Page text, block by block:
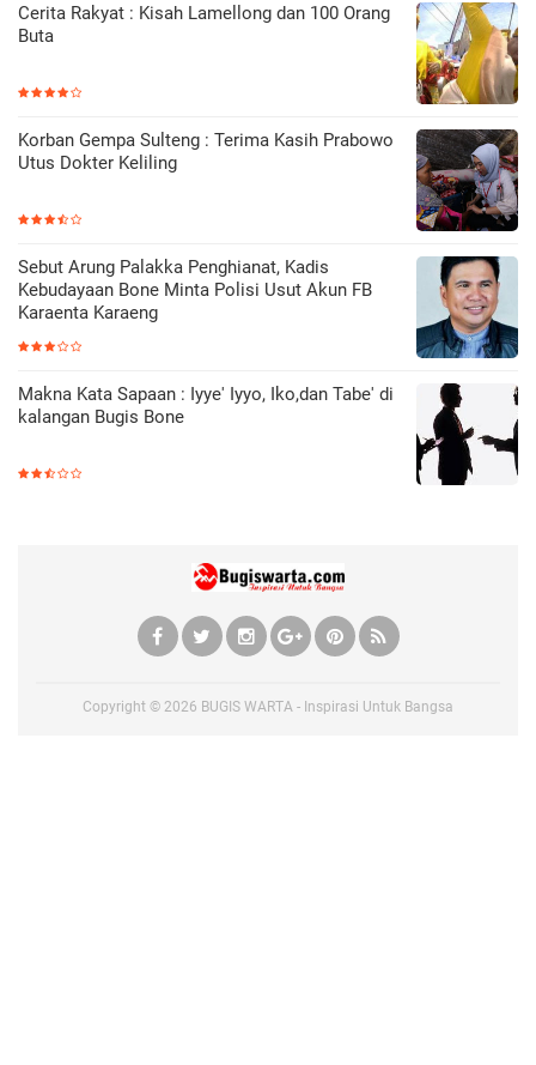
Cerita Rakyat : Kisah Lamellong dan 100 Orang
Buta
Korban Gempa Sulteng : Terima Kasih Prabowo
Utus Dokter Keliling
Sebut Arung Palakka Penghianat, Kadis
Kebudayaan Bone Minta Polisi Usut Akun FB
Karaenta Karaeng
Makna Kata Sapaan : Iyye' Iyyo, Iko,dan Tabe' di
kalangan Bugis Bone
Copyright © 2026 BUGIS WARTA - Inspirasi Untuk Bangsa